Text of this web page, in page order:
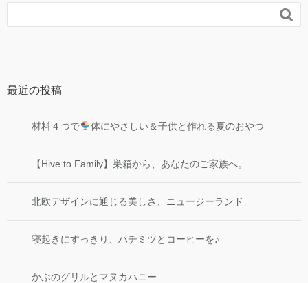

最近の投稿
材料４つで 体にやさしい＆子供と作れる夏のおやつ
【Hive to Family】巣箱から、あなたのご家族へ。
北欧デザインに通じる美しさ、ニュージーランド
寝起きにすっきり、ハチミツとコーヒーを♪
かぶのグリルとマヌカハニー